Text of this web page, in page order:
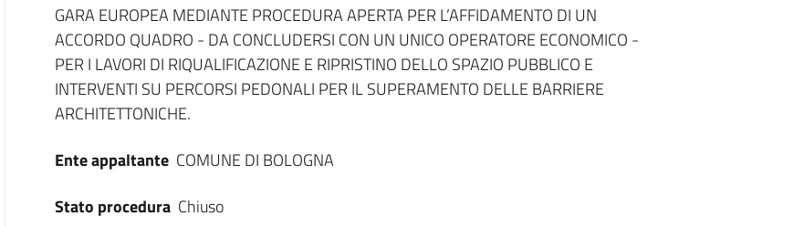
Dati del bando
GARA EUROPEA MEDIANTE PROCEDURA APERTA PER L’AFFIDAMENTO DI UN
ACCORDO QUADRO - DA CONCLUDERSI CON UN UNICO OPERATORE ECONOMICO -
PER I LAVORI DI RIQUALIFICAZIONE E RIPRISTINO DELLO SPAZIO PUBBLICO E
INTERVENTI SU PERCORSI PEDONALI PER IL SUPERAMENTO DELLE BARRIERE
ARCHITETTONICHE.
Ente appaltante COMUNE DI BOLOGNA
Stato procedura Chiuso